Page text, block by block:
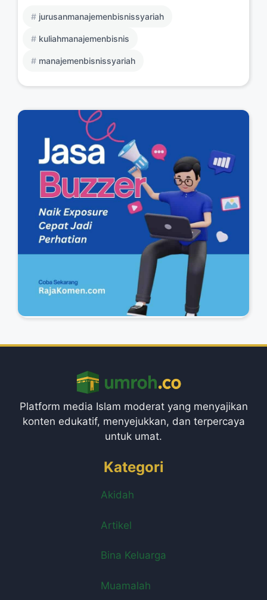
jurusanmanajemenbisnissyariah
kuliahmanajemenbisnis
manajemenbisnissyariah
Platform media Islam moderat yang menyajikan
konten edukatif, menyejukkan, dan terpercaya
untuk umat.
Kategori
Akidah
Artikel
Bina Keluarga
Muamalah